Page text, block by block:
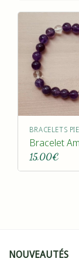
15,00€
NOUVEAUTÉS